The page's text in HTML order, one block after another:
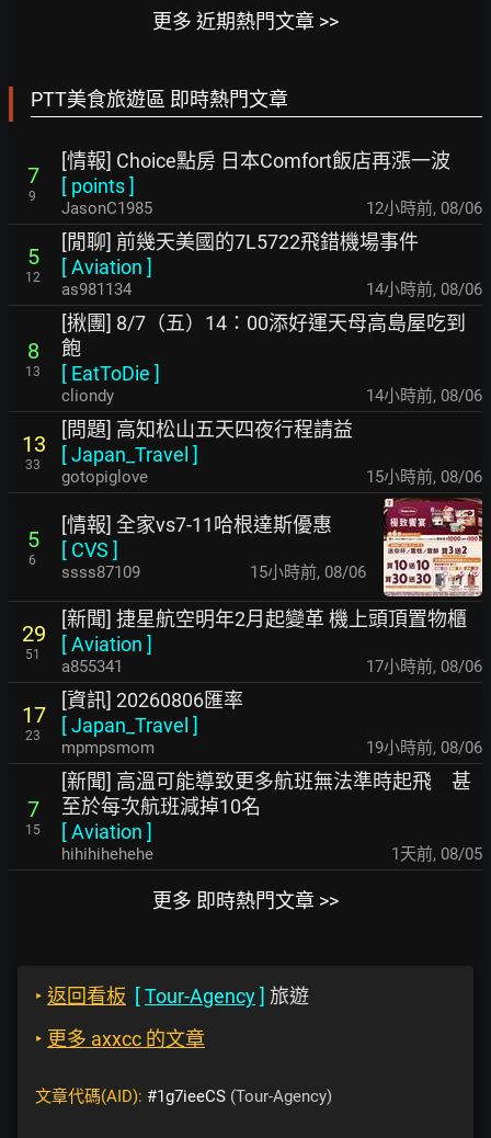
更多 近期熱門文章 >>
PTT美食旅遊區 即時熱門文章
7
9
[情報] Choice點房 日本Comfort飯店再漲一波
[ points]
JasonC1985 12小時前, 08/06
5
12
[閒聊] 前幾天美國的7L5722飛錯機場事件
[Aviation ]
as981134 14小時前, 08/06
8
13
[揪團] 8/7（五）14：00添好運天母高島屋吃到
飽
[ EatToDie ]
cliondy 14小時前, 08/06
13
33
[問題] 高知松山五天四夜行程請益
[Japan_Travel ]
gotopiglove 15小時前, 08/06
5
6
[情報] 全家vs7-11哈根達斯優惠
[ CVS ]
ssss87109 15小時前, 08/06
29
51
[新聞] 捷星航空明年2月起變革 機上頭頂置物櫃
[Aviation ]
a855341 17小時前, 08/06
17
23
[資訊] 20260806匯率
[Japan_Travel ]
mpmpsmom 19小時前, 08/06
7
15
[新聞] 高溫可能導致更多航班無法準時起飛 甚
至於每次航班減掉10名
[Aviation ]
hihihihehehe 1天前, 08/05
更多 即時熱門文章 >>
‣ 返回看板 [Tour-Agency] 旅遊
‣ 更多 axxcc 的文章
文章代碼(AID): #1g7ieeCS (Tour-Agency)